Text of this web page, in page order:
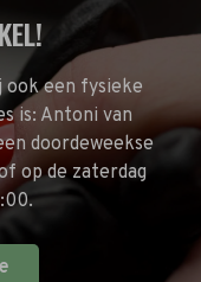
ook een fysieke
is: Antoni van
doordeweekse
op de zaterdag